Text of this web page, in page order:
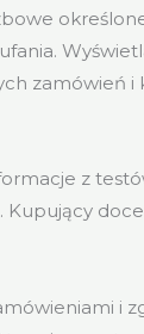
zamówień i
z
Kupujący
i